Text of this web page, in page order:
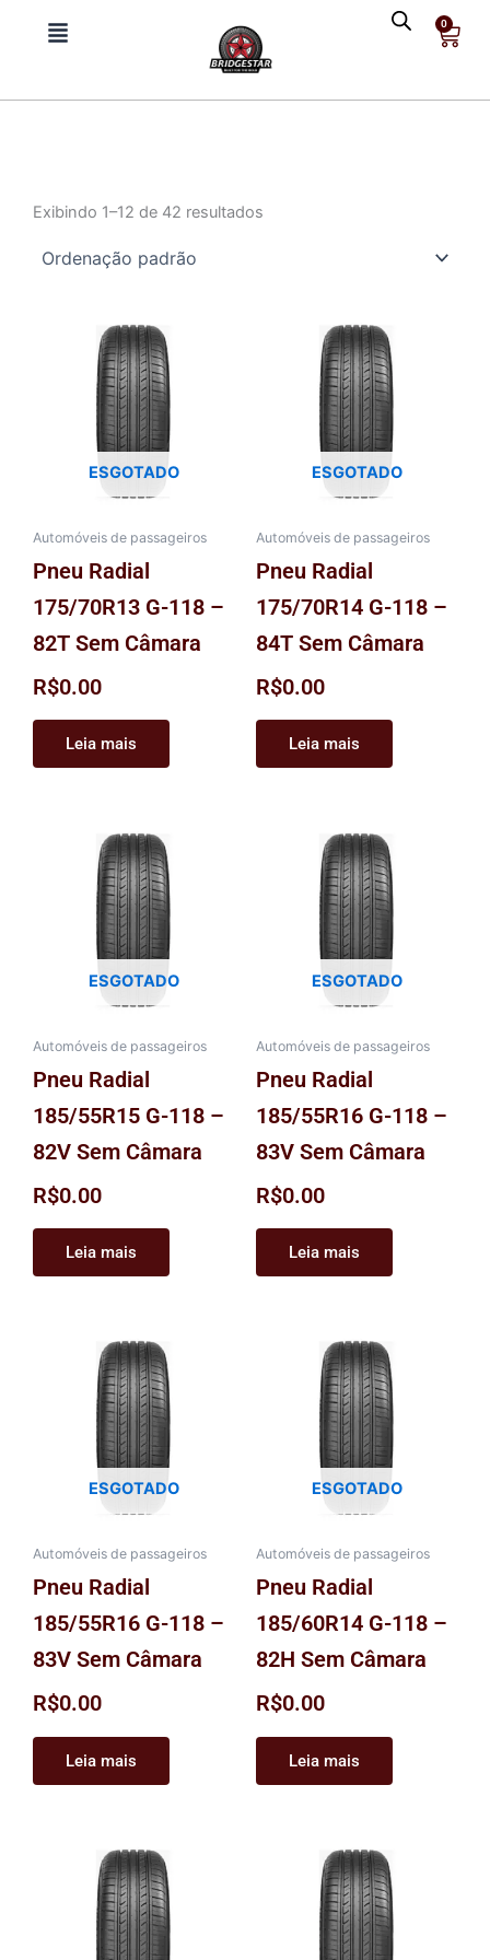
0
Cart
Exibindo 1–12 de 42 resultados
ESGOTADO
Automóveis de passageiros
Pneu Radial
175/70R13 G-118 –
82T Sem Câmara
R$0.00
Leia mais
ESGOTADO
Automóveis de passageiros
Pneu Radial
175/70R14 G-118 –
84T Sem Câmara
R$0.00
Leia mais
ESGOTADO
Automóveis de passageiros
Pneu Radial
185/55R15 G-118 –
82V Sem Câmara
R$0.00
Leia mais
ESGOTADO
Automóveis de passageiros
Pneu Radial
185/55R16 G-118 –
83V Sem Câmara
R$0.00
Leia mais
ESGOTADO
Automóveis de passageiros
Pneu Radial
185/55R16 G-118 –
83V Sem Câmara
R$0.00
Leia mais
ESGOTADO
Automóveis de passageiros
Pneu Radial
185/60R14 G-118 –
82H Sem Câmara
R$0.00
Leia mais